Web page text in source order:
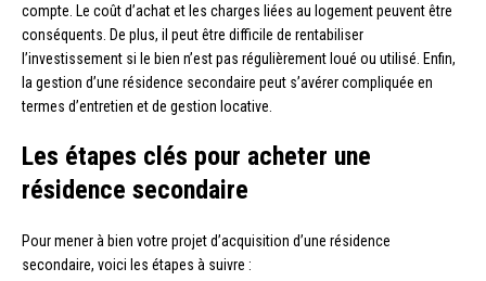
compte. Le coût d’achat et les charges liées au logement peuvent être
conséquents. De plus, il peut être difficile de rentabiliser
l’investissement si le bien n’est pas régulièrement loué ou utilisé. Enfin,
la gestion d’une résidence secondaire peut s’avérer compliquée en
termes d’entretien et de gestion locative.
Les étapes clés pour acheter une
résidence secondaire
Pour mener à bien votre projet d’acquisition d’une résidence
secondaire, voici les étapes à suivre :